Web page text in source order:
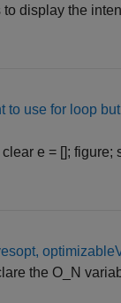
display the
to use for loop
e = []; figure;
the O_N